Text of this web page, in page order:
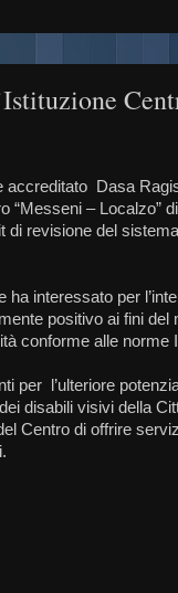
accreditato Dasa
“Messeni – Localzo”
di revisione del
interessato per
positivo ai fini del
conforme alle norme
per l’ulteriore
disabili visivi della
Centro di offrire